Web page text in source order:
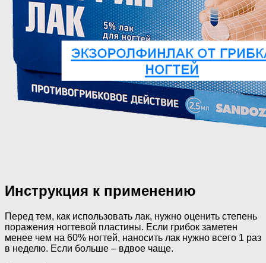
Инструкция к применению
Перед тем, как использовать лак, нужно оценить степень
поражения ногтевой пластины. Если грибок заметен
менее чем на 60% ногтей, наносить лак нужно всего 1 раз
в неделю. Если больше – вдвое чаще.